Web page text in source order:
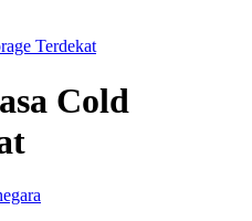
Terdekat
Cold